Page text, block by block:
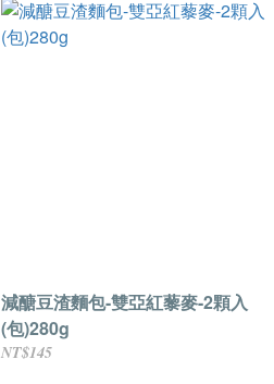
減醣豆渣麵包-雙亞紅藜麥-2顆入
(包)280g
NT$145